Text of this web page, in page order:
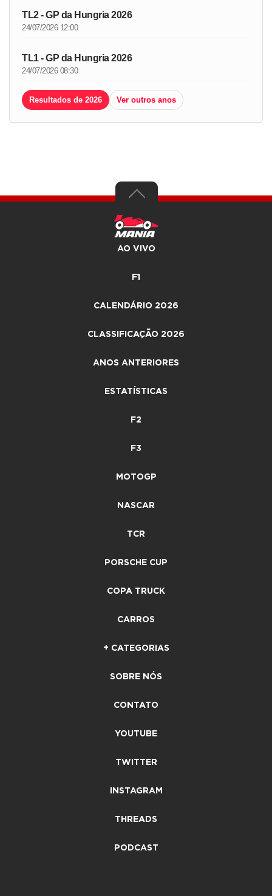
TL2 - GP da Hungria 2026
24/07/2026 12:00
TL1 - GP da Hungria 2026
24/07/2026 08:30
Resultados de 2026 Ver outros anos
AO VIVO
F1
CALENDÁRIO 2026
CLASSIFICAÇÃO 2026
ANOS ANTERIORES
ESTATÍSTICAS
F2
F3
MOTOGP
NASCAR
TCR
PORSCHE CUP
COPA TRUCK
CARROS
+ CATEGORIAS
SOBRE NÓS
CONTATO
YOUTUBE
TWITTER
INSTAGRAM
THREADS
PODCAST